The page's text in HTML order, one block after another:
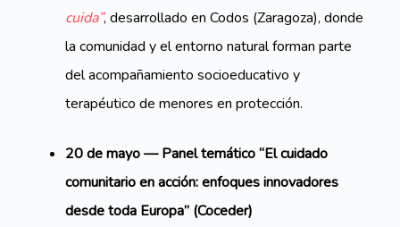
cuida”, desarrollado en Codos (Zaragoza), donde
la comunidad y el entorno natural forman parte
del acompañamiento socioeducativo y
terapéutico de menores en protección.
20 de mayo — Panel temático “El cuidado
comunitario en acción: enfoques innovadores
desde toda Europa” (Coceder)